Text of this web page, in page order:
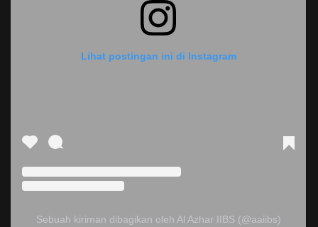
Lihat postingan ini di Instagram
Sebuah kiriman dibagikan oleh Al Azhar IIBS (@aaiibs)